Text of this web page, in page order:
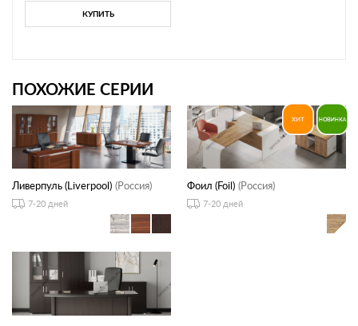
КУПИТЬ
ПОХОЖИЕ СЕРИИ
Ливерпуль (Liverpool) (Россия)
7-20 дней
Фоил (Foil) (Россия)
7-20 дней